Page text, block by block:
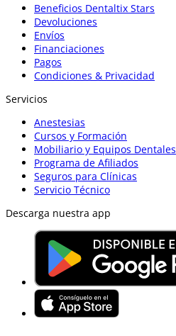
Beneficios Dentaltix Stars
Devoluciones
Envíos
Financiaciones
Pagos
Condiciones & Privacidad
Servicios
Anestesias
Cursos y Formación
Mobiliario y Equipos Dentales
Programa de Afiliados
Seguros para Clínicas
Servicio Técnico
Descarga nuestra app